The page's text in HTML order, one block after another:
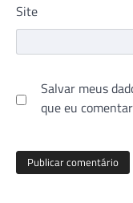
Site
Salvar meus
que eu